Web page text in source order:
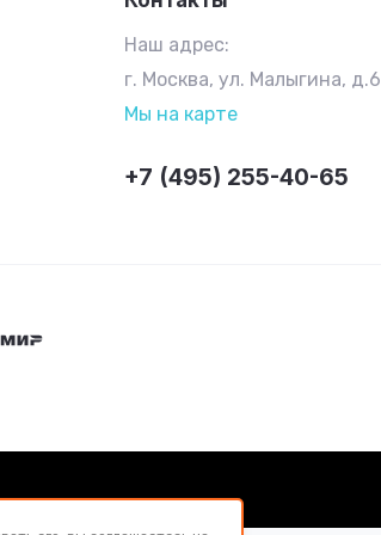
Наш адрес:
г. Москва, ул. Малыгина, д.6
Мы на карте
+7 (495) 255-40-65